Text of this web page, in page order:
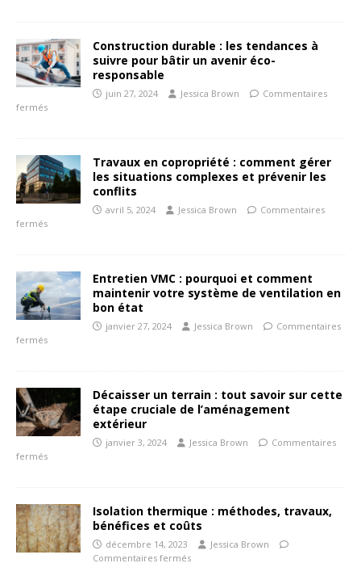
Construction durable : les tendances à
suivre pour bâtir un avenir éco-
responsable
juin 27, 2024 Jessica Brown
Commentaires
fermés
Travaux en copropriété : comment gérer
les situations complexes et prévenir les
conflits
avril 5, 2024 Jessica Brown
Commentaires
fermés
Entretien VMC : pourquoi et comment
maintenir votre système de ventilation en
bon état
janvier 27, 2024 Jessica Brown
Commentaires
fermés
Décaisser un terrain : tout savoir sur cette
étape cruciale de l’aménagement
extérieur
janvier 3, 2024 Jessica Brown
Commentaires
fermés
Isolation thermique : méthodes, travaux,
bénéfices et coûts
décembre 14, 2023
Jessica Brown
Commentaires fermés